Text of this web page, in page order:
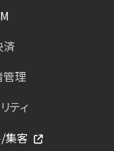
済
管理
ティ
集客